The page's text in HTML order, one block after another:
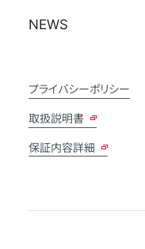
NEWS
プライバシーポリシー
取扱説明書
保証内容詳細